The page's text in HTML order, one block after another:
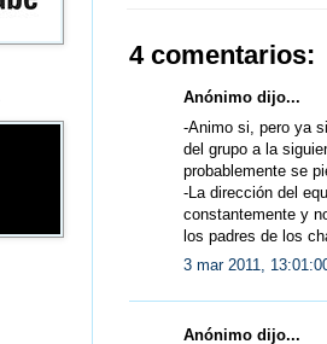
4 comentarios:
Anónimo dijo...
-Animo si, pero ya
del grupo a la
probablemente se
-La dirección del
constantemente y
los padres de los
3 mar 2011,
Anónimo dijo...